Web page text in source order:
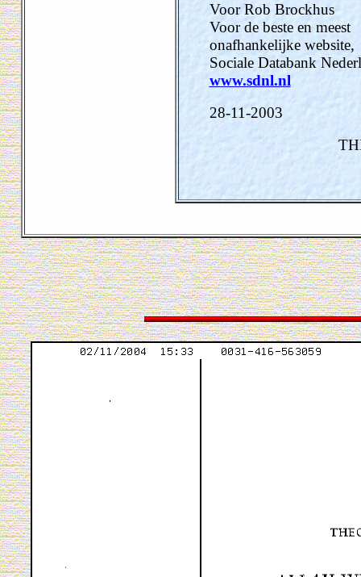
Voor Rob Brockhus
Voor de beste en meest
onafhankelijke website,
Sociale Databank
www.sdnl.nl
28-11-2003